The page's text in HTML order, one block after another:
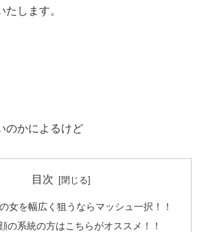
たします。
のかによるけど
目次
女を幅広く狙うならマッシュ一択！！
の系統の方はこちらがオススメ！！